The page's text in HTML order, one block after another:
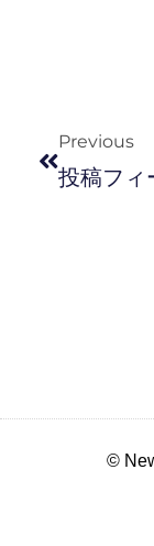
Previous
©